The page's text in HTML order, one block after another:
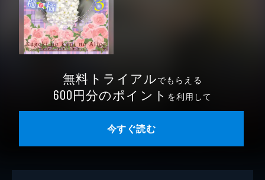
無料トライアルでもらえる
600円分のポイント を利用して
今すぐ読む